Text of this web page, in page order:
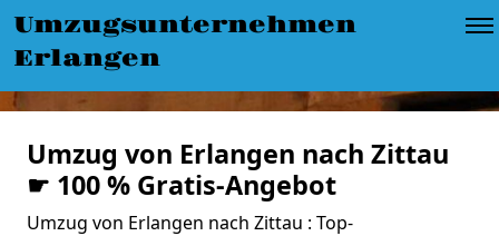
Umzugsunternehmen
Erlangen
Umzug von Erlangen nach Zittau
☛ 100 % Gratis-Angebot
Umzug von Erlangen nach Zittau : Top-